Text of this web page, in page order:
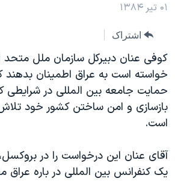
صفحه
جهش
به
جستجو
آمریکا
جهان
ورزشی
گزیده‌ها
ویژه برنامه‌ها
حقوق شهروندی
جدول برنامه ها
صفحه‌های ویژه
جام جهانی ۲۰۲۶
عملیات خشم حماسی
۲۵۰سالگی آمریکا
انتخابات ریاست جمهوری آمریکا ۲۰۲۴
فرکانس‌های صدای آمریکا
پخش رادیویی
یادگیری زبان انگلیسی
۰۱ تیر ۱۳۸۴
اشتراک
کوفی عنان دبيرکل سازمان ملل متحد
خواسته است به عراق اطمينان بدهند
حمايت جامعه بين المللی در شرايطی
بازسازی و امن ساختن کشور خود تلاش
است.
آقای عنان اين درخواست را در
يک کنفرانس بين المللی در باره